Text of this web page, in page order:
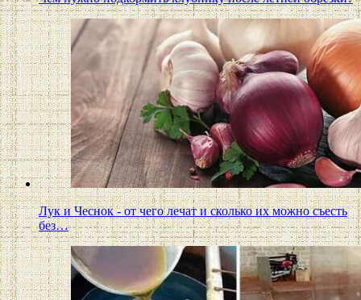
Лук и Чеснок - от чего лечат и сколько их можно съесть
без…